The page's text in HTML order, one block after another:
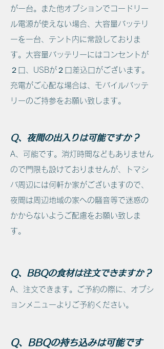
が一台。また他オプションでコードリー
ル電源が使えない場合、大容量バッテリ
ーを一台、テント内に常設しておりま
す。大容量バッテリーにはコンセントが
２口、USBが２口差込口がございます。
充電がご心配な場合は、モバイルバッテ
リーのご持参をお願い致します。
Q、夜間の出入りは可能ですか？
A、可能です。消灯時間などもありません
ので門限も設けておりませんが、トマシ
バ周辺には何軒か家がございますので、
夜間は周辺地域の家への騒音等で迷惑の
かからないようご配慮をお願い致しま
す。
Q、BBQの食材は注文できますか？
A、注文できます。ご予約の際に、オプシ
ョンメニューよりご予約ください。
Q、BBQの持ち込みは可能です